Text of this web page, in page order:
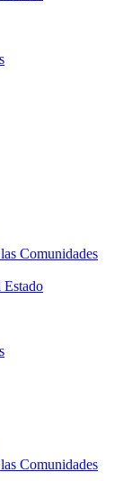
Comunidades
Estado
Comunidades